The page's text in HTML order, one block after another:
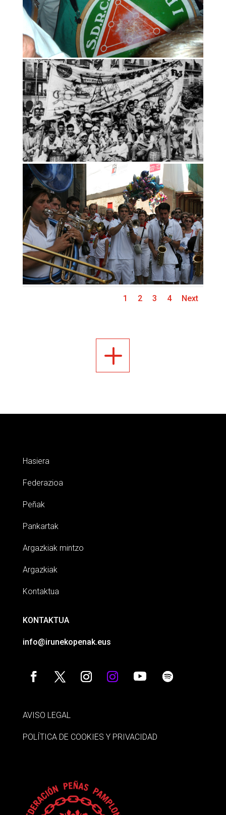
1 2 3 4 Next
L
Hasiera
Federazioa
Peñak
Pankartak
Argazkiak mintzo
Argazkiak
Kontaktua
KONTAKTUA
info@irunekopenak.eus
AVISO LEGAL
POLÍTICA DE COOKIES Y PRIVACIDAD